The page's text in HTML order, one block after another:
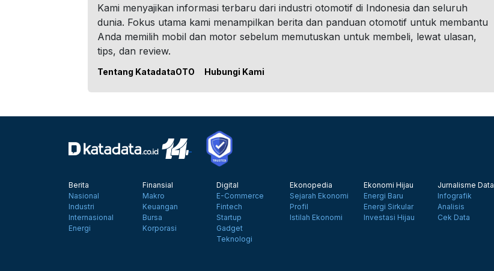
Kami menyajikan informasi terbaru dari industri otomotif di Indonesia dan seluruh
dunia. Fokus utama kami menampilkan berita dan panduan otomotif untuk membantu
Anda memilih mobil dan motor sebelum memutuskan untuk membeli, lewat ulasan,
tips, dan review.
Tentang KatadataOTO Hubungi Kami
Berita
Nasional
Industri
Internasional
Energi
Finansial
Makro
Keuangan
Bursa
Korporasi
Digital
E-Commerce
Fintech
Startup
Gadget
Teknologi
Ekonopedia
Sejarah Ekonomi
Profil
Istilah Ekonomi
Ekonomi Hijau
Energi Baru
Energi Sirkular
Investasi Hijau
Jurnalisme Data
Infografik
Analisis
Cek Data